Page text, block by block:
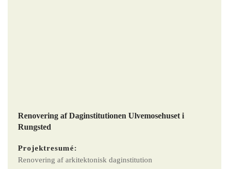
Renovering af Daginstitutionen Ulvemosehuset i
Rungsted
Projektresumé:
Renovering af arkitektonisk daginstitution